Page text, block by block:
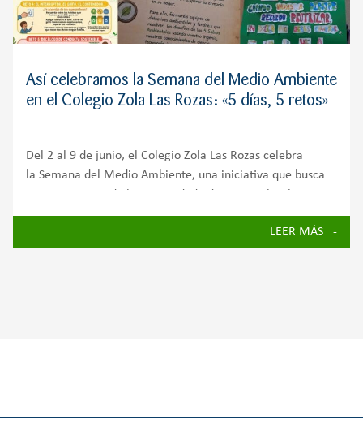
Así celebramos la Semana del Medio Ambiente
en el Colegio Zola Las Rozas: «5 días, 5 retos»
Del 2 al 9 de junio, el Colegio Zola Las Rozas celebra
la Semana del Medio Ambiente, una iniciativa que busca
importancia de cuidar nuestro planeta y avanzar hacia un
LEER MÁS